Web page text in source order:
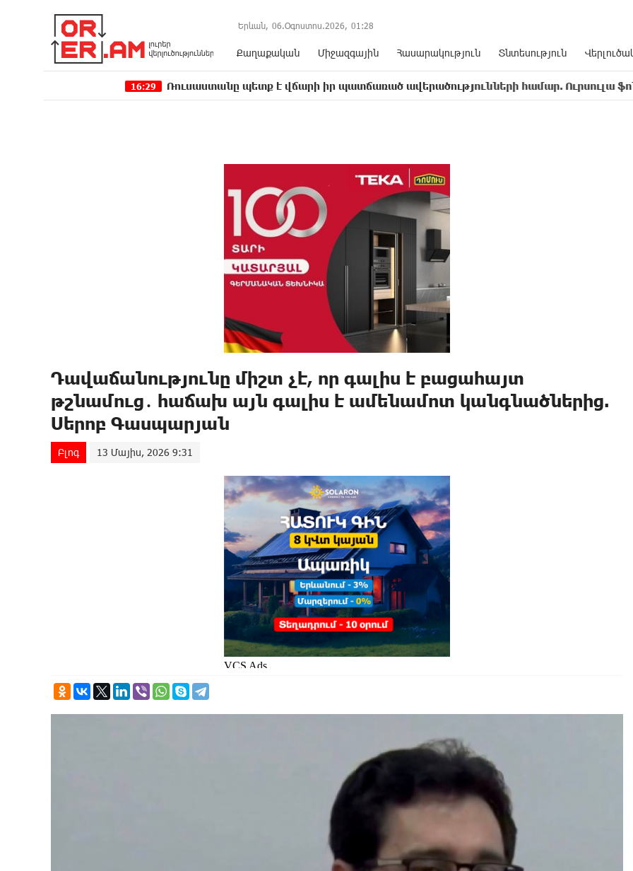
Երևան, 06.Օգոստոս.2026, 01 :28
Քաղաքական Միջազգային Հասարակություն Տնտեսություն
Ռուսաստանը պետք է վճարի իր պատճառած ավերածnւթյnւնների համար. Ուրսուլա ֆոն դեր Լայեն
Դավաճանությունը միշտ չէ, որ գալիս է բացահայտ
թշնամուց․ հաճախ այն գալիս է ամենամոտ կանգնածներից.
Սերոբ Գասպարյան
Բլոգ 13 Մայիս, 2026 9:31